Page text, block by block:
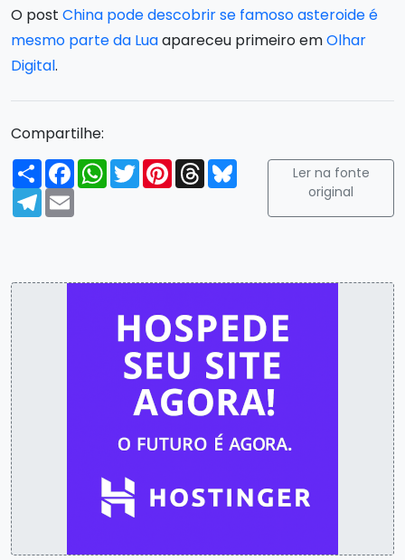
O post China pode descobrir se famoso asteroide é
mesmo parte da Luaapareceu primeiro emOlhar
Digital.
Compartilhe:
Compartilhar
FacebookWhatsApp
TwitterPinterest
ThreadsBluesky
Telegram
Email
Ler na fonte
original